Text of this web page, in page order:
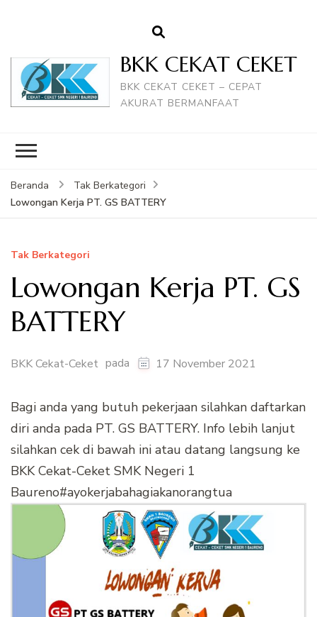
BKK CEKAT CEKET
BKK CEKAT CEKET – CEPAT
AKURAT BERMANFAAT
Beranda
Tak Berkategori
Lowongan Kerja PT. GS BATTERY
Tak Berkategori
Lowongan Kerja PT. GS
BATTERY
BKK Cekat-Ceket pada 17 November 2021
Bagi anda yang butuh pekerjaan silahkan daftarkan
diri anda pada PT. GS BATTERY. Info lebih lanjut
silahkan cek di bawah ini atau datang langsung ke
BKK Cekat-Ceket SMK Negeri 1
Baureno#ayokerjabahagiakanorangtua